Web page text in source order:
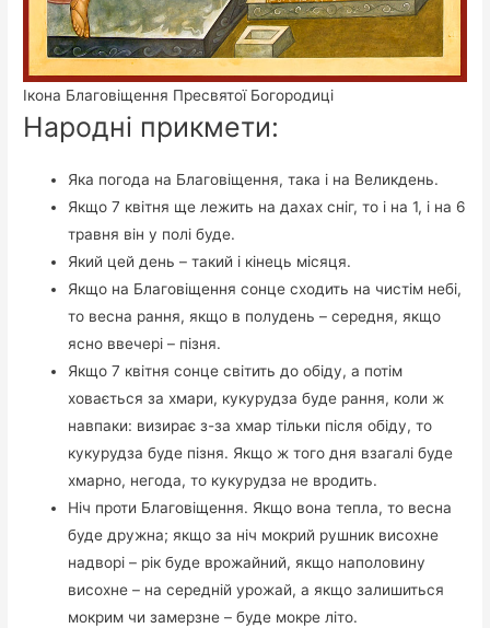
Ікона Благовіщення Пресвятої Богородиці
Народні прикмети:
Яка погода на Благовіщення, така і на Великдень.
Якщо 7 квітня ще лежить на дахах сніг, то і на 1, і на 6
травня він у полі буде.
Який цей день – такий і кінець місяця.
Якщо на Благовіщення сонце сходить на чистім небі,
то весна рання, якщо в полудень – середня, якщо
ясно ввечері – пізня.
Якщо 7 квітня сонце світить до обіду, а потім
ховається за хмари, кукурудза буде рання, коли ж
навпаки: визирає з-за хмар тільки після обіду, то
кукурудза буде пізня. Якщо ж того дня взагалі буде
хмарно, негода, то кукурудза не вродить.
Ніч проти Благовіщення. Якщо вона тепла, то весна
буде дружна; якщо за ніч мокрий рушник висохне
надворі – рік буде врожайний, якщо наполовину
висохне – на середній урожай, а якщо залишиться
мокрим чи замерзне – буде мокре літо.